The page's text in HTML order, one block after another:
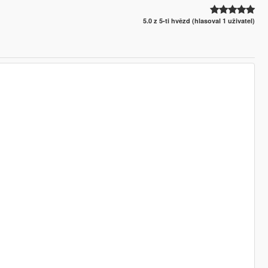
5.0 z 5-ti hvězd (hlasoval 1 uživatel)